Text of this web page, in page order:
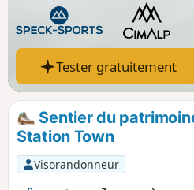
Tester gratuitement
Sentier du
Station Town
Visorandonneur